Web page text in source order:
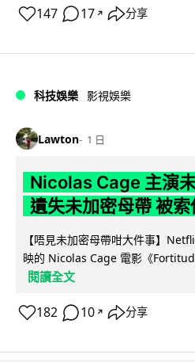
147 17 ↗ 分享
科技娛樂 影視娛樂
Lawton 1 日
Nicolas Cage 主演
遺失未加密母帶 被
【唔見未加密母帶咁大件事】
映的 Nicolas Cage 電影《
閱讀全文
182 10 ↗ 分享